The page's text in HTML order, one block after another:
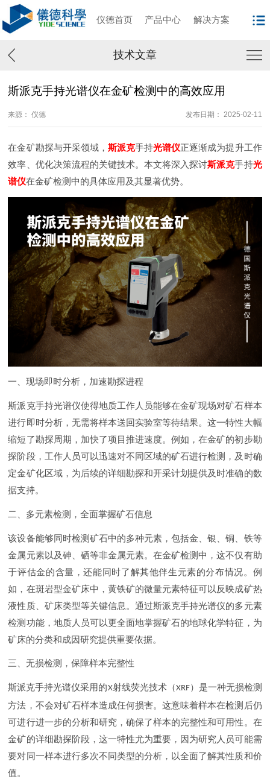
仪德首页 产品中心 解决方案
技术文章
斯派克手持光谱仪在金矿检测中的高效应用
来源： 仪德 发布日期： 2025-02-11
在金矿勘探与开采领域， 斯派克手持光谱仪正逐渐成为提升工作
效率、优化决策流程的关键技术。本文将深入探讨斯派克手持光
谱仪在金矿检测中的具体应用及其显著优势。
一、现场即时分析，加速勘探进程
斯派克手持光谱仪使得地质工作人员能够在金矿现场对矿石样本
进行即时分析，无需将样本送回实验室等待结果。这一特性大幅
缩短了勘探周期，加快了项目推进速度。例如，在金矿的初步勘
探阶段，工作人员可以迅速对不同区域的矿石进行检测，及时确
定金矿化区域，为后续的详细勘探和开采计划提供及时准确的数
据支持。
二、多元素检测，全面掌握矿石信息
该设备能够同时检测矿石中的多种元素，包括金、银、铜、铁等
金属元素以及砷、硒等非金属元素。在金矿检测中，这不仅有助
于评估金的含量，还能同时了解其他伴生元素的分布情况。例
如，在斑岩型金矿床中，黄铁矿的微量元素特征可以反映成矿热
液性质、矿床类型等关键信息。通过斯派克手持光谱仪的多元素
检测功能，地质人员可以更全面地掌握矿石的地球化学特征，为
矿床的分类和成因研究提供重要依据。
三、无损检测，保障样本完整性
斯派克手持光谱仪采用的X射线荧光技术（XRF）是一种无损检测
方法，不会对矿石样本造成任何损害。这意味着样本在检测后仍
可进行进一步的分析和研究，确保了样本的完整性和可用性。在
金矿的详细勘探阶段，这一特性尤为重要，因为研究人员可能需
要对同一样本进行多次不同类型的分析，以全面了解其性质和价
值。